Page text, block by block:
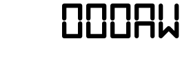
OOOAW